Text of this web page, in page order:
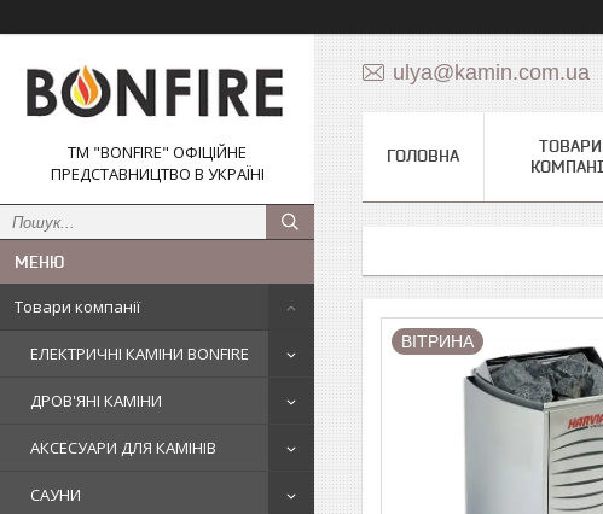
ТМ "BONFIRE" ОФІЦІЙНЕ
ПРЕДСТАВНИЦТВО В УКРАЇНІ
Товари компанії
ЕЛЕКТРИЧНІ КАМІНИ BONFIRE
ДРОВ'ЯНІ КАМІНИ
АКСЕСУАРИ ДЛЯ КАМІНІВ
САУНИ
ulya@kamin.com.ua
ГОЛОВНА
ТОВАРИ
ВІТРИНА